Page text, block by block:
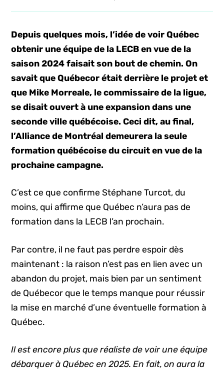
Depuis quelques mois, l’idée de voir Québec
obtenir une équipe de la LECB en vue de la
saison 2024 faisait son bout de chemin. On
savait que Québecor était derrière le projet et
que Mike Morreale, le commissaire de la ligue,
se disait ouvert à une expansion dans une
seconde ville québécoise. Ceci dit, au final,
l’Alliance de Montréal demeurera la seule
formation québécoise du circuit en vue de la
prochaine campagne.
C’est ce que confirme Stéphane Turcot, du
moins, qui affirme que Québec n’aura pas de
formation dans la LECB l’an prochain.
Par contre, il ne faut pas perdre espoir dès
maintenant : la raison n’est pas en lien avec un
abandon du projet, mais bien par un sentiment
de Québecor que le temps manque pour réussir
la mise en marché d’une éventuelle formation à
Québec.
Il est encore plus que réaliste de voir une équipe
débarquer à Québec en 2025. En fait, on aura la